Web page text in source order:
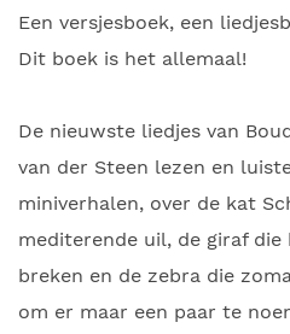
Een versjesboek, een
Dit boek is het allemaal!
De nieuwste liedjes van
van der Steen lezen en
miniverhalen, over de kat
mediterende uil, de giraf
breken en de zebra die
om er maar een paar te